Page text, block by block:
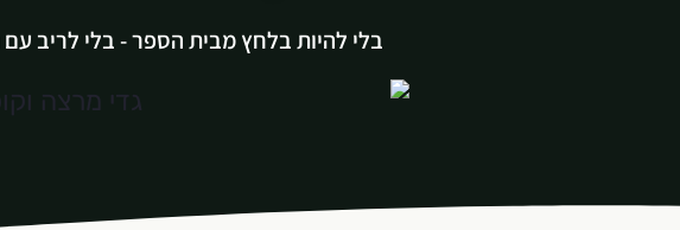
בלי להיות בלחץ מבית הספר - בלי לריב